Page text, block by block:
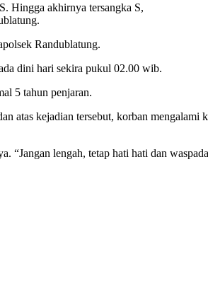
Hingga akhirnya tersangka S,
Randublatung.
dini hari sekira pukul 02.00 wib.
5 tahun penjaran.
atas kejadian tersebut, korban mengalami
“Jangan lengah, tetap hati hati dan